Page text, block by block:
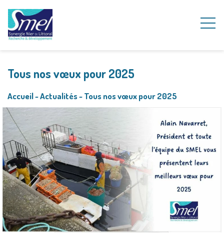
Tous nos vœux pour 2025
Accueil~Actualités~Tous nos vœux pour 2025